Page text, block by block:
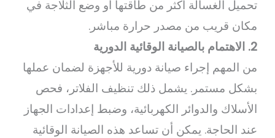
تحميل الغسالة أكثر من طاقتها أو وضع الثلاجة في
مكان قريب من مصدر حرارة مباشر.
2. الاهتمام بالصيانة الوقائية الدورية
من المهم إجراء صيانة دورية للأجهزة لضمان عملها
بشكل مستمر. يشمل ذلك تنظيف الفلاتر، فحص
الأسلاك والدوائر الكهربائية، وضبط إعدادات الجهاز
عند الحاجة. يمكن أن تساعد هذه الصيانة الوقائية